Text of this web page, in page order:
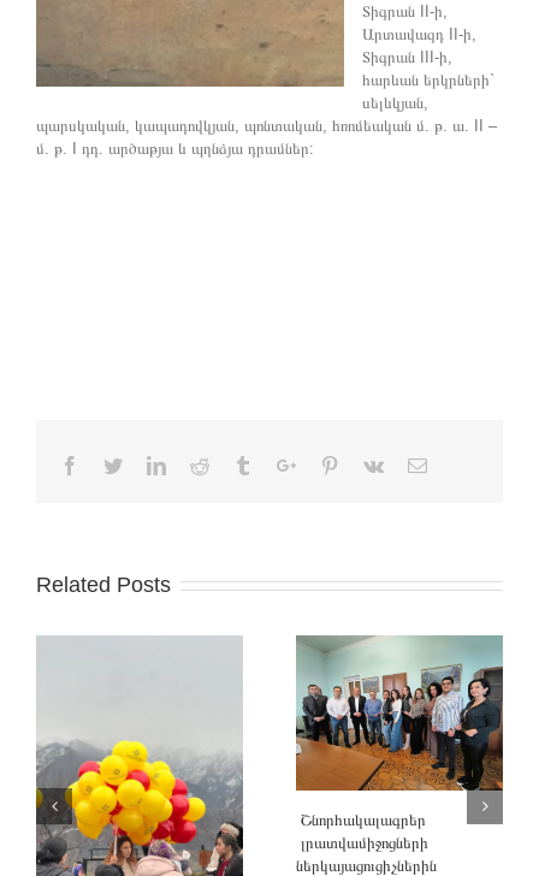
Տիգրան II-ի,
Արտավազդ II-ի,
Տիգրան III-ի,
հարևան երկրների`
սելևկյան,
պարսկական, կապադովկյան, պոնտական, հռոմեական մ. թ. ա. II –
մ. թ. I դդ. արծաթյա և պղնձյա դրամներ:
Facebook
TwitterLinkedinReddit TumblrGoogle+Pinterest
Vk Email
Related Posts
Շնորհակալագրեր
լրատվամիջոցների
ներկայացուցիչներին